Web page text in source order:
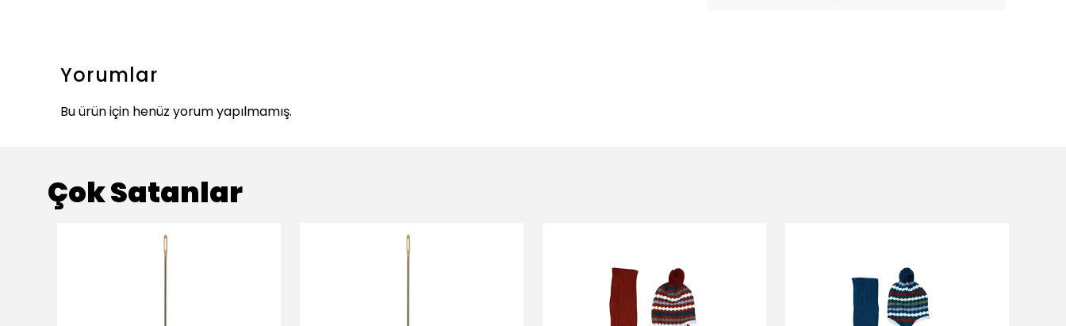
Yorumlar
Bu ürün için henüz yorum yapılmamış.
Çok Satanlar